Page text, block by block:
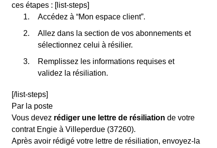
ces étapes : [list-steps]
Accédez à “Mon espace client”.
Allez dans la section de vos abonnements et
sélectionnez celui à résilier.
Remplissez les informations requises et
validez la résiliation.
[/list-steps]
Par la poste
Vous devez rédiger une lettre de résiliation de votre
contrat Engie à Villeperdue (37260).
Après avoir rédigé votre lettre de résiliation, envoyez-la